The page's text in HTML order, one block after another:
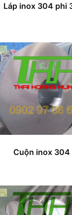
Láp inox 304 phi
Cuộn inox 304